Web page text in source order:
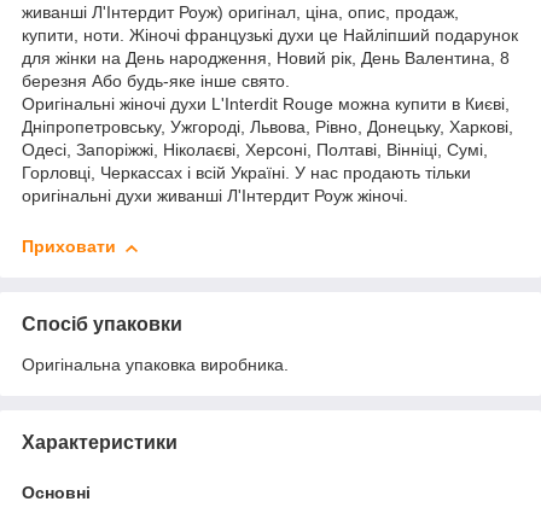
живанші Л'Інтердит Роуж) оригінал, ціна, опис, продаж,
купити, ноти. Жіночі французькі духи це Найліпший подарунок
для жінки на День народження, Новий рік, День Валентина, 8
березня Або будь-яке інше свято.
Оригінальні жіночі духи L'Interdit Rouge можна купити в Києві,
Дніпропетровську, Ужгороді, Львова, Рівно, Донецьку, Харкові,
Одесі, Запоріжжі, Ніколаєві, Херсоні, Полтаві, Вінніці, Сумі,
Горловці, Черкассах і всій Україні. У нас продають тільки
оригінальні духи живанші Л'Інтердит Роуж жіночі.
Приховати
Спосіб упаковки
Оригінальна упаковка виробника.
Характеристики
Основні